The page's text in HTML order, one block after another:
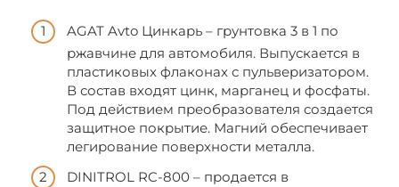
AGAT Avto Цинкарь – грунтовка 3 в 1 по
ржавчине для автомобиля. Выпускается в
пластиковых флаконах с пульверизатором.
В состав входят цинк, марганец и фосфаты.
Под действием преобразователя создается
защитное покрытие. Магний обеспечивает
легирование поверхности металла.
DINITROL RC-800 – продается в